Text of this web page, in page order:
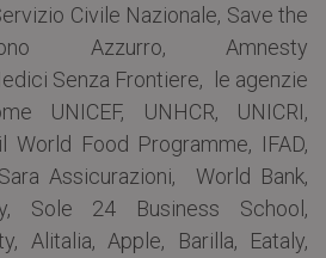
Civile Nazionale, Save the
Azzurro, Amnesty
Senza Frontiere, le agenzie
UNICEF, UNHCR, UNICRI,
World Food Programme, IFAD,
Assicurazioni, World Bank,
Sole 24 Business School,
Alitalia, Apple, Barilla, Eataly,